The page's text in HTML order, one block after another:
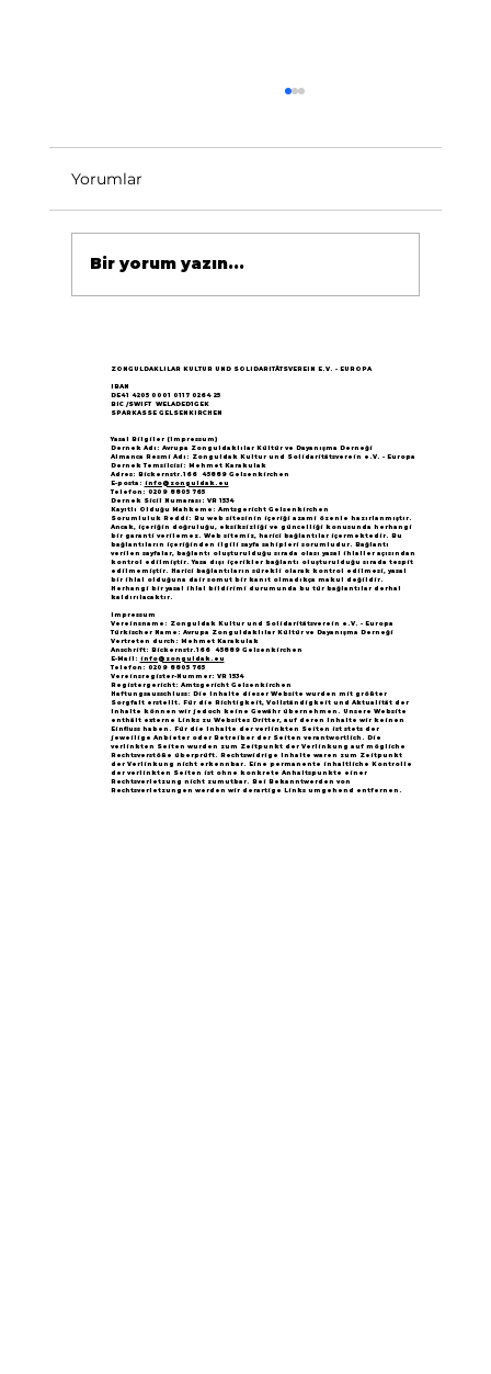
büyük yankı uyandırdı...
Yorumlar
Bir yorum yazın...
ZONGULDAKLILAR KULTUR UND SOLIDARITÄTSVEREIN E.V. - EUROPA
IBAN
DE41 4205 0001 0117 0264 25
BIC /SWIFT WELADED1GEK
SPARKASSE GELSENKIRCHEN
Yasal Bilgiler (Impressum)
Dernek Adı: Avrupa Zonguldaklılar Kültür ve Dayanışma Derneği
Almanca Resmi Adı: Zonguldak Kultur und Solidaritätsverein e.V. - Europa
Dernek Temsilcisi: Mehmet Karakulak
Adres: Bickernstr.166 45889 Gelsenkirchen
E-posta: info@zonguldak.eu
Telefon: 0209 8805 765
Dernek Sicil Numarası: VR 1534
Kayıtlı Olduğu Mahkeme: Amtsgericht Gelsenkirchen
Sorumluluk Reddi: Bu web sitesinin içeriği azami özenle hazırlanmıştır.
Ancak, içeriğin doğruluğu, eksiksizliği ve güncelliği konusunda herhangi
bir garanti verilemez. Web sitemiz, harici bağlantılar içermektedir. Bu
bağlantıların içeriğinden ilgili sayfa sahipleri sorumludur. Bağlantı
verilen sayfalar, bağlantı oluşturulduğu sırada olası yasal ihlaller açısından
kontrol edilmiştir. Yasa dışı içerikler bağlantı oluşturulduğu sırada tespit
edilmemiştir. Harici bağlantıların sürekli olarak kontrol edilmesi, yasal
bir ihlal olduğuna dair somut bir kanıt olmadıkça makul değildir.
Herhangi bir yasal ihlal bildirimi durumunda bu tür bağlantılar derhal
kaldırılacaktır.
Impressum
Vereinsname: Zonguldak Kultur und Solidaritätsverein e.V. - Europa
Türkischer Name: Avrupa Zonguldaklılar Kültür ve Dayanışma Derneği
Vertreten durch: Mehmet Karakulak
Anschrift: Bickernstr.166 45889 Gelsenkirchen
E-Mail: info@zonguldak.eu
Telefon: 0209 8805 765
Vereinsregister-Nummer: VR 1534
Registergericht: Amtsgericht Gelsenkirchen
Haftungsausschluss: Die Inhalte dieser Website wurden mit größter
Sorgfalt erstellt. Für die Richtigkeit, Vollständigkeit und Aktualität der
Inhalte können wir jedoch keine Gewähr übernehmen. Unsere Website
enthält externe Links zu Websites Dritter, auf deren Inhalte wir keinen
Einfluss haben. Für die Inhalte der verlinkten Seiten ist stets der
jeweilige Anbieter oder Betreiber der Seiten verantwortlich. Die
verlinkten Seiten wurden zum Zeitpunkt der Verlinkung auf mögliche
Rechtsverstöße überprüft. Rechtswidrige Inhalte waren zum Zeitpunkt
der Verlinkung nicht erkennbar. Eine permanente inhaltliche Kontrolle
der verlinkten Seiten ist ohne konkrete Anhaltspunkte einer
Rechtsverletzung nicht zumutbar. Bei Bekanntwerden von
Rechtsverletzungen werden wir derartige Links umgehend entfernen.